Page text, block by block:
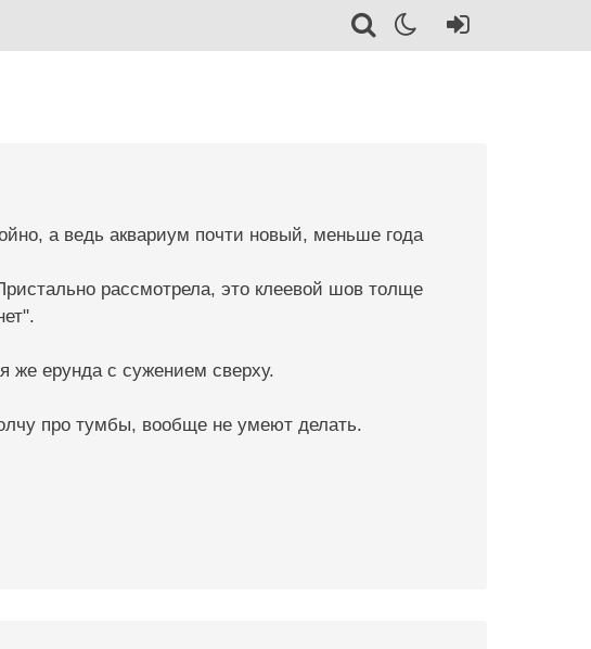
а ведь аквариум почти новый, меньше года
рассмотрела, это клеевой шов толще
же ерунда с сужением сверху.
про тумбы, вообще не умеют делать.